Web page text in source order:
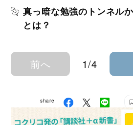
真っ暗な勉強のトンネル
とは？
前へ 1/4
share